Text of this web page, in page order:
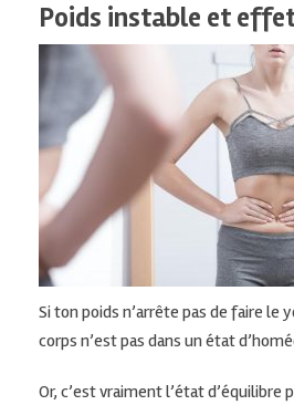
Poids instable et
Si ton poids n’arrête pas de faire le
corps n’est pas dans un état
Or, c’est vraiment l’état d’équilibre